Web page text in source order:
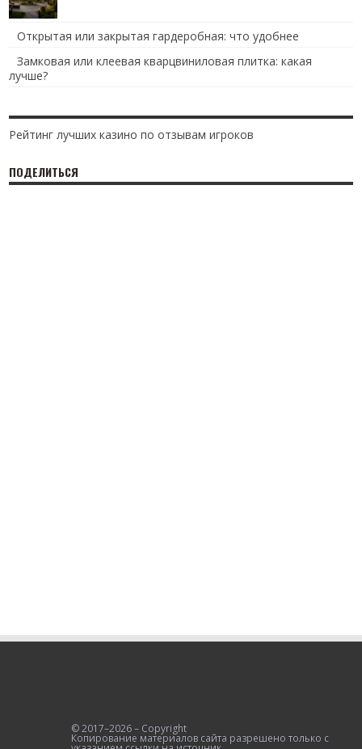
Открытая или закрытая гардеробная: что удобнее
Замковая или клеевая кварцвиниловая плитка: какая
лучше?
Рейтинг лучших казино по отзывам игроков
ПОДЕЛИТЬСЯ
© 2017–2026 – Copyright
Копирование материалов сайта разрешено только с